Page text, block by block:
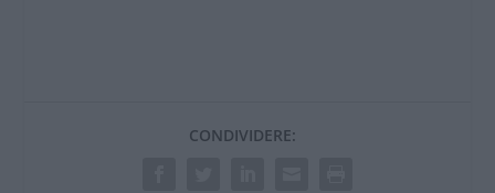
CONDIVIDERE: